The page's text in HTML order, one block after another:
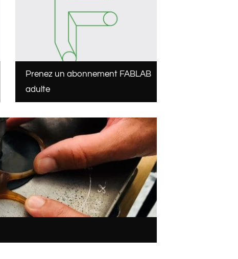
Prenez un abonnement FABLAB
adulte